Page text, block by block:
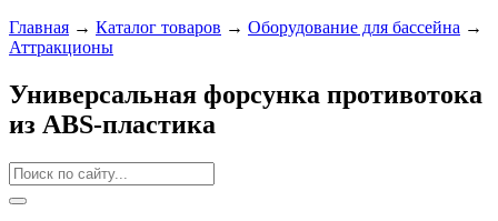
Главная → Каталог товаров → Оборудование для бассейна →
Аттракционы
Универсальная форсунка противотока
из ABS-пластика